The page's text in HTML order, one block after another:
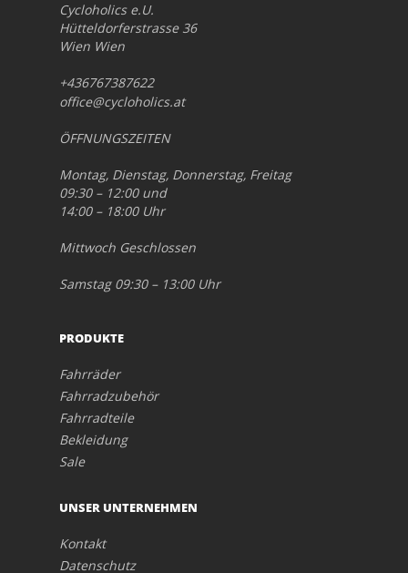
Cycloholics e.U.
Hütteldorferstrasse 36
Wien Wien
+436767387622
office@cycloholics.at
ÖFFNUNGSZEITEN
Montag, Dienstag, Donnerstag, Freitag
09:30 – 12:00 und
14:00 – 18:00 Uhr
Mittwoch Geschlossen
Samstag 09:30 – 13:00 Uhr
PRODUKTE
Fahrräder
Fahrradzubehör
Fahrradteile
Bekleidung
Sale
UNSER UNTERNEHMEN
Kontakt
Datenschutz